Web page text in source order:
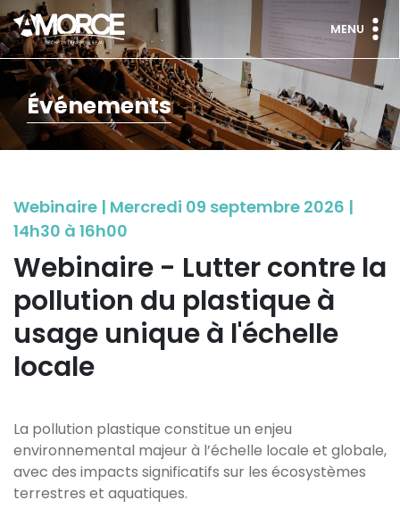
MENU
Événements
Webinaire | Mercredi 09 septembre 2026 |
14h30 à 16h00
Webinaire - Lutter contre la
pollution du plastique à
usage unique à l'échelle
locale
La pollution plastique constitue un enjeu
environnemental majeur à l’échelle locale et globale,
avec des impacts significatifs sur les écosystèmes
terrestres et aquatiques.